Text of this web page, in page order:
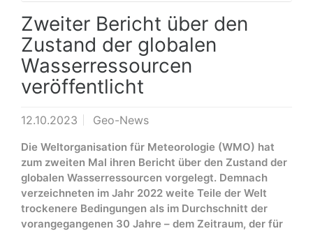
Zweiter Bericht über den
Zustand der globalen
Wasserressourcen
veröffentlicht
12.10.2023 Geo-News
Die Weltorganisation für Meteorologie (WMO) hat
zum zweiten Mal ihren Bericht über den Zustand der
globalen Wasserressourcen vorgelegt. Demnach
verzeichneten im Jahr 2022 weite Teile der Welt
trockenere Bedingungen als im Durchschnitt der
vorangegangenen 30 Jahre – dem Zeitraum, der für